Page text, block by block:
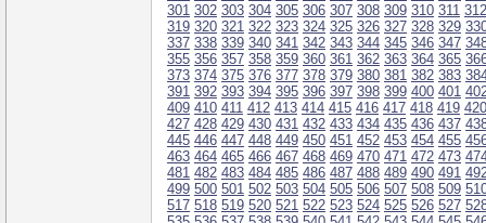
301 302 303 304 305 306 307 308 309 310 311 312
319 320 321 322 323 324 325 326 327 328 329
337 338 339 340 341 342 343 344 345 346 347
355 356 357 358 359 360 361 362 363 364 365
373 374 375 376 377 378 379 380 381 382 383
391 392 393 394 395 396 397 398 399 400 401
409 410 411 412 413 414 415 416 417 418 419 420
427 428 429 430 431 432 433 434 435 436 437
445 446 447 448 449 450 451 452 453 454 455
463 464 465 466 467 468 469 470 471 472 473
481 482 483 484 485 486 487 488 489 490 491
499 500 501 502 503 504 505 506 507 508 509
517 518 519 520 521 522 523 524 525 526 527